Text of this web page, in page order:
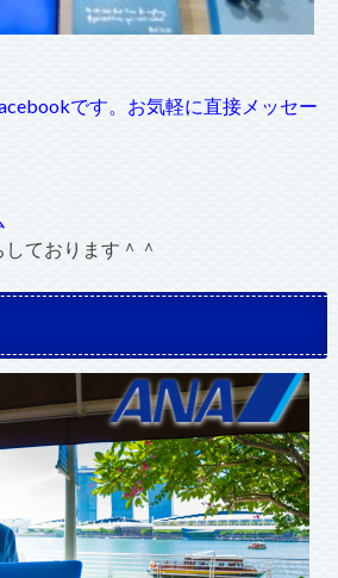
です。お気軽に直接メッセー
ております＾＾